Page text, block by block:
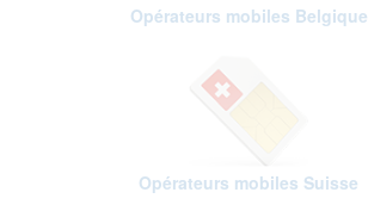
Opérateurs mobiles Belgique
Opérateurs mobiles Suisse